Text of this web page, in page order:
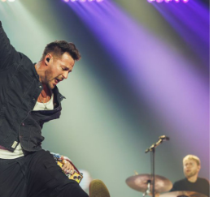
IP
телефонії
Для
офісів
та
колл-
центрів
Аксесуари
і
комплектуючі